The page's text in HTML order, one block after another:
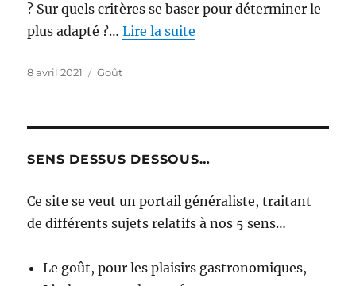
? Sur quels critères se baser pour déterminer le
plus adapté ?…Lire la suite
Publié
8 avril 2021 Catégories
Goût
SENS DESSUS DESSOUS…
Ce site se veut un portail généraliste, traitant
de différents sujets relatifs à nos 5 sens…
Le goût, pour les plaisirs gastronomiques,